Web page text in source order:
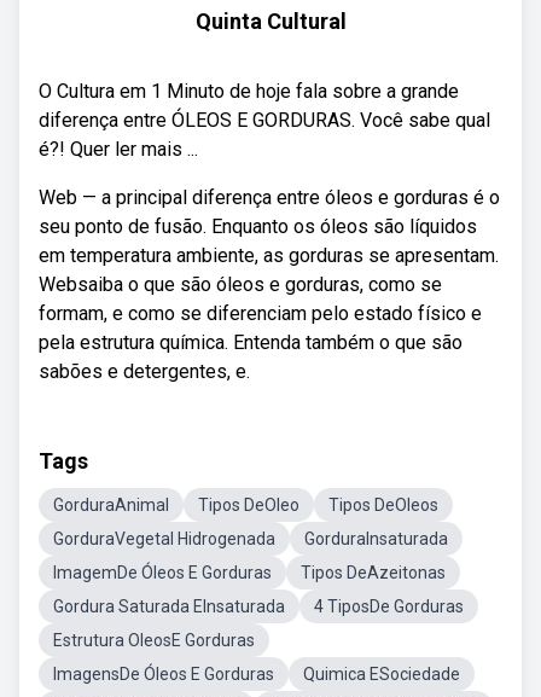
Quinta Cultural
O Cultura em 1 Minuto de hoje fala sobre a grande
diferença entre ÓLEOS E GORDURAS. Você sabe qual
é?! Quer ler mais ...
Web — a principal diferença entre óleos e gorduras é o
seu ponto de fusão. Enquanto os óleos são líquidos
em temperatura ambiente, as gorduras se apresentam.
Websaiba o que são óleos e gorduras, como se
formam, e como se diferenciam pelo estado físico e
pela estrutura química. Entenda também o que são
sabões e detergentes, e.
Tags
GorduraAnimal Tipos DeOleo
Tipos DeOleos
GorduraVegetal Hidrogenada
GorduraInsaturada
ImagemDe Óleos E Gorduras
Tipos DeAzeitonas
Gordura Saturada EInsaturada
4 TiposDe Gorduras
Estrutura OleosE Gorduras
ImagensDe Óleos E Gorduras
Quimica ESociedade